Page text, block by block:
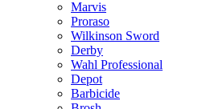
Marvis
Proraso
Wilkinson Sword
Derby
Wahl Professional
Depot
Barbicide